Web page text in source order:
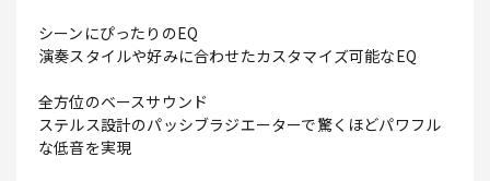
シーンにぴったりのEQ
演奏スタイルや好みに合わせたカスタマイズ可能なEQ
全方位のベースサウンド
ステルス設計のパッシブラジエーターで驚くほどパワフル
な低音を実現